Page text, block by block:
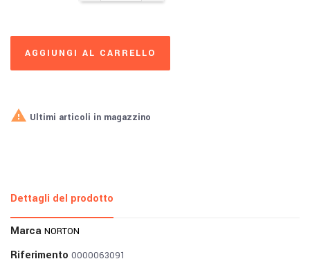
AGGIUNGI AL CARRELLO
 Ultimi articoli in magazzino
Dettagli del prodotto
Marca NORTON
Riferimento 0000063091